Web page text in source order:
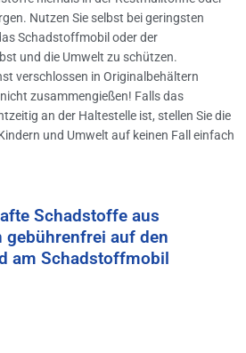
Nutzen Sie selbst bei geringsten
Schadstoffmobil oder der
und die Umwelt zu schützen.
verschlossen in Originalbehältern
zusammengießen! Falls das
an der Haltestelle ist, stellen Sie die
und Umwelt auf keinen Fall einfach
Schadstoffe aus
gebührenfrei auf den
am Schadstoffmobil